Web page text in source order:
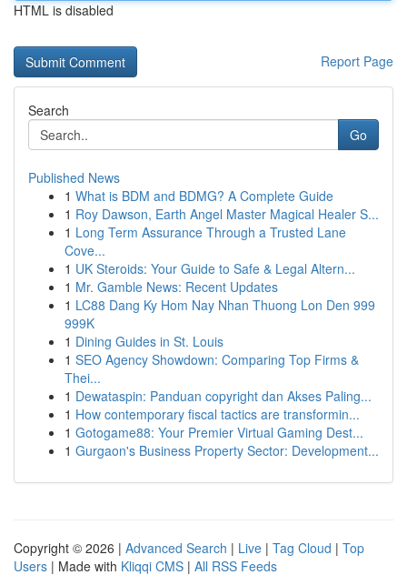
HTML is disabled
Report Page
Search
Go
Published News
1 What is BDM and BDMG? A Complete Guide
1 Roy Dawson, Earth Angel Master Magical Healer S...
1 Long Term Assurance Through a Trusted Lane
Cove...
1 UK Steroids: Your Guide to Safe & Legal Altern...
1 Mr. Gamble News: Recent Updates
1 LC88 Dang Ky Hom Nay Nhan Thuong Lon Den 999
999K
1 Dining Guides in St. Louis
1 SEO Agency Showdown: Comparing Top Firms &
Thei...
1 Dewataspin: Panduan copyright dan Akses Paling...
1 How contemporary fiscal tactics are transformin...
1 Gotogame88: Your Premier Virtual Gaming Dest...
1 Gurgaon's Business Property Sector: Development...
Copyright © 2026 | Advanced Search | Live | Tag Cloud | Top
Users | Made with Kliqqi CMS | All RSS Feeds